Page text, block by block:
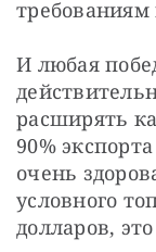
требованиям
И любая
расширять
90%
очень
условного
долларов,